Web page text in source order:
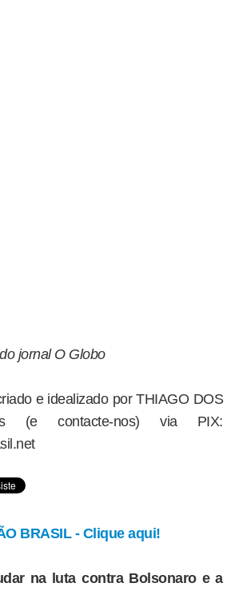
jornal O Globo
e idealizado por THIAGO DOS
(e contacte-nos) via PIX:
BRASIL - Clique aqui!
na luta contra Bolsonaro e a